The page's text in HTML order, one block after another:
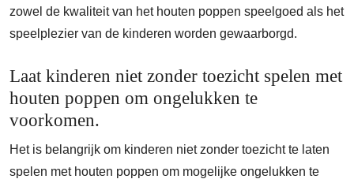
zowel de kwaliteit van het houten poppen speelgoed als het
speelplezier van de kinderen worden gewaarborgd.
Laat kinderen niet zonder toezicht spelen met
houten poppen om ongelukken te
voorkomen.
Het is belangrijk om kinderen niet zonder toezicht te laten
spelen met houten poppen om mogelijke ongelukken te